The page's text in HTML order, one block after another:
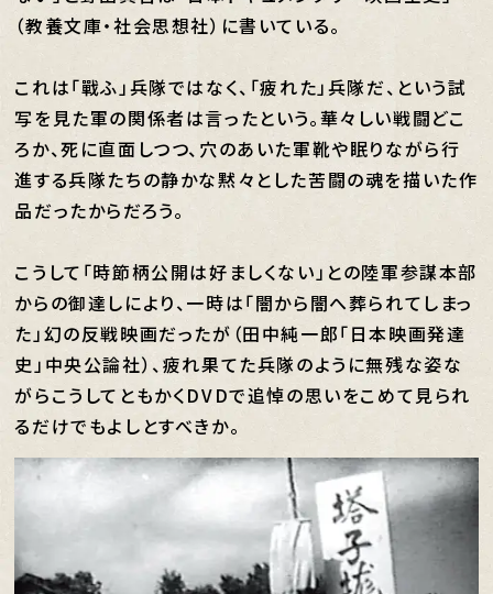
（教養文庫・社会思想社）に書いている。
これは「戰ふ」兵隊ではなく、「疲れた」兵隊だ、という試
写を見た軍の関係者は言ったという。華々しい戦闘どこ
ろか、死に直面しつつ、穴のあいた軍靴や眠りながら行
進する兵隊たちの静かな黙々とした苦闘の魂を描いた作
品だったからだろう。
こうして「時節柄公開は好ましくない」との陸軍参謀本部
からの御達しにより、一時は「闇から闇へ葬られてしまっ
た」幻の反戦映画だったが（田中純一郎「日本映画発達
史」中央公論社）、疲れ果てた兵隊のように無残な姿な
がらこうしてともかくDVDで追悼の思いをこめて見られ
るだけでもよしとすべきか。